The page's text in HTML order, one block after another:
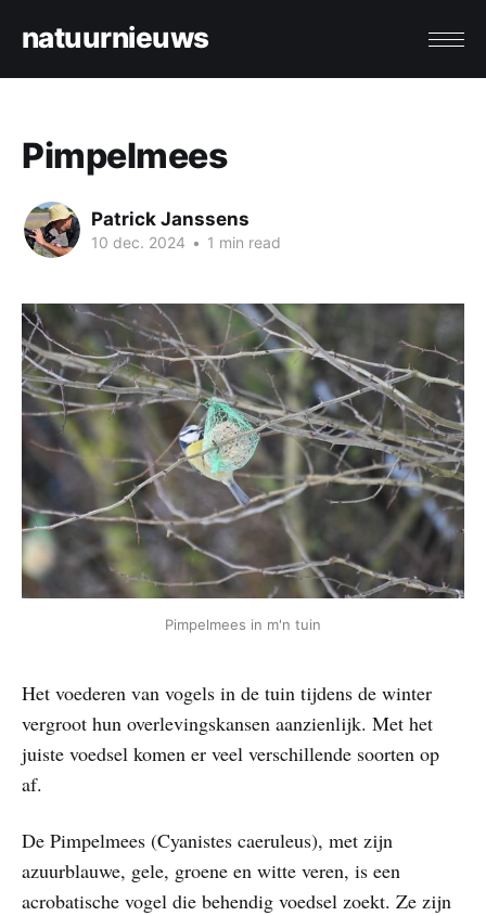
natuurnieuws
Pimpelmees
Patrick Janssens
10 dec. 2024 • 1 min read
Pimpelmees in m'n tuin
Het voederen van vogels in de tuin tijdens de winter
vergroot hun overlevingskansen aanzienlijk. Met het
juiste voedsel komen er veel verschillende soorten op
af.
De Pimpelmees (Cyanistes caeruleus), met zijn
azuurblauwe, gele, groene en witte veren, is een
acrobatische vogel die behendig voedsel zoekt. Ze zijn